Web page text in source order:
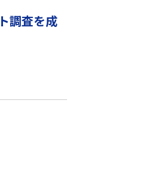
調査を成